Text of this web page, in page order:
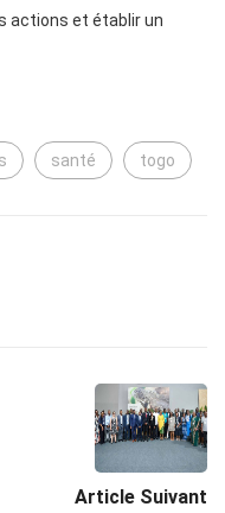
actions et établir un
santé togo
Article Suivant